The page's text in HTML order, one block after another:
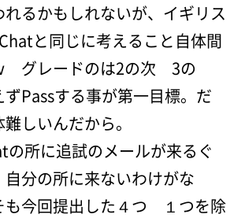
るかもしれないが、イギリス
と同じに考えること自体間
グレードのは2の次 3の
Passする事が第一目標。だ
しいんだから。
の所に追試のメールが来るぐ
自分の所に来ないわけがな
今回提出した４つ １つを除